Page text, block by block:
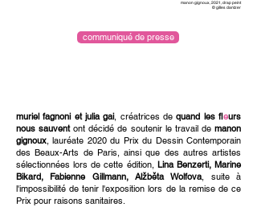
manon gignoux, 2021, drap peint
© gilles dantzer
communiqué de presse
muriel fagnoni et julia gai, créatrices dequand les fleurs
nous sauventont décidé de soutenir le travail demanon
gignoux, lauréate 2020 du Prix du Dessin Contemporain
des Beaux-Arts de Paris, ainsi que des autres artistes
sélectionnées lors de cette édition, Lina Benzerti, Marine
Bikard, Fabienne Gillmann, Alžběta Wolfova, suite à
l'impossibilité de tenir l'exposition lors de la remise de ce
Prix pour raisons sanitaires.